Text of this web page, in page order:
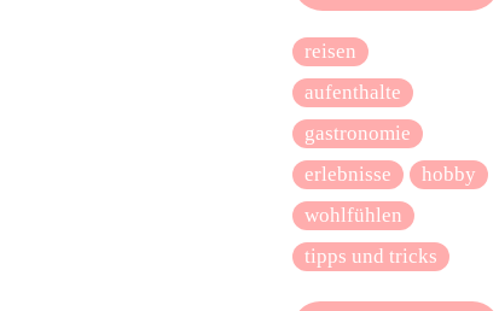
reisen
aufenthalte
gastronomie
erlebnisse
hobby
wohlfühlen
tipps und tricks